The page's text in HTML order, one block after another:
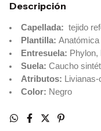
Descripción
Capellada: tejido
Plantilla: Anatómica
Entresuela: Phylon,
Suela: Caucho
Atributos:
Color: Negro